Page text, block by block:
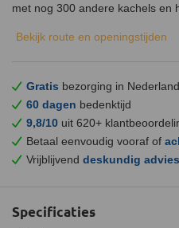
met nog 300 andere kachels en
Bekijk route en openingstijden
Gratis bezorging in
60 dagen bedenktijd
9,8/10 uit 620+
Betaal eenvoudig vooraf of
Vrijblijvend deskundig advies
Specificaties